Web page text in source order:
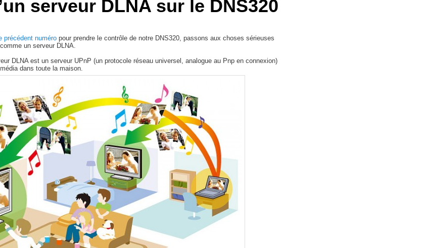
serveur DLNA sur le DNS320
précédent numéro pour prendre le contrôle de notre DNS320, passons aux choses sérieuses
un serveur DLNA.
DLNA est un serveur UPnP (un protocole réseau universel, analogue au Pnp en connexion)
dans toute la maison.